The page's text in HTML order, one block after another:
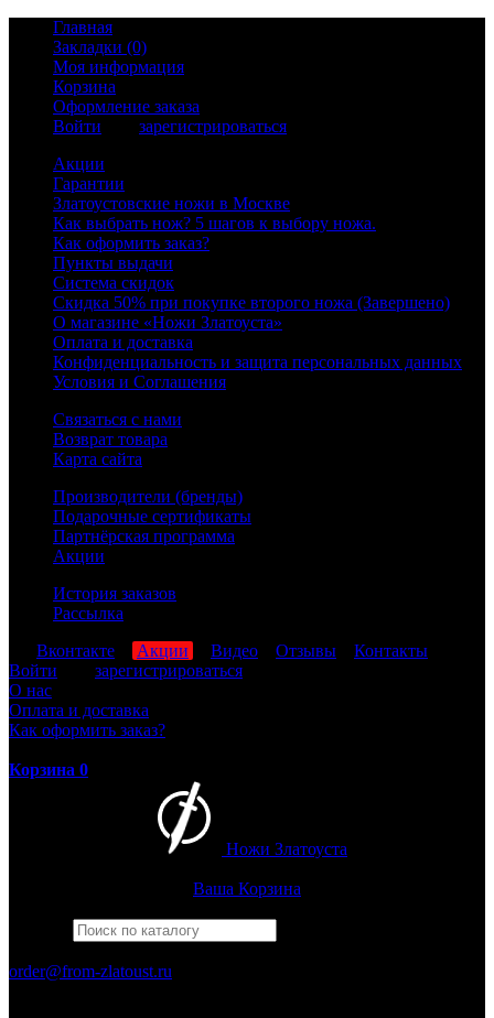
Главная
Закладки (0)
Моя информация
Корзина
Оформление заказа
Войти
зарегистрироваться
Акции
Гарантии
Златоустовские ножи в Москве
Как выбрать нож? 5 шагов к выбору ножа.
Как оформить заказ?
Пункты выдачи
Система скидок
Скидка 50% при покупке второго ножа (Завершено)
О магазине «Ножи Златоуста»
Оплата и доставка
Конфиденциальность и защита персональных данных
Условия и Соглашения
Связаться с нами
Возврат товара
Карта сайта
Производители (бренды)
Подарочные сертификаты
Партнёрская программа
Акции
История заказов
Рассылка
Вконтакте Акции Видео Отзывы
Контакты
Войти
зарегистрироваться
О нас
Оплата и доставка
Как оформить заказ?
Корзина 0
Ножи Златоуста
Ваша Корзина
order@from-zlatoust.ru